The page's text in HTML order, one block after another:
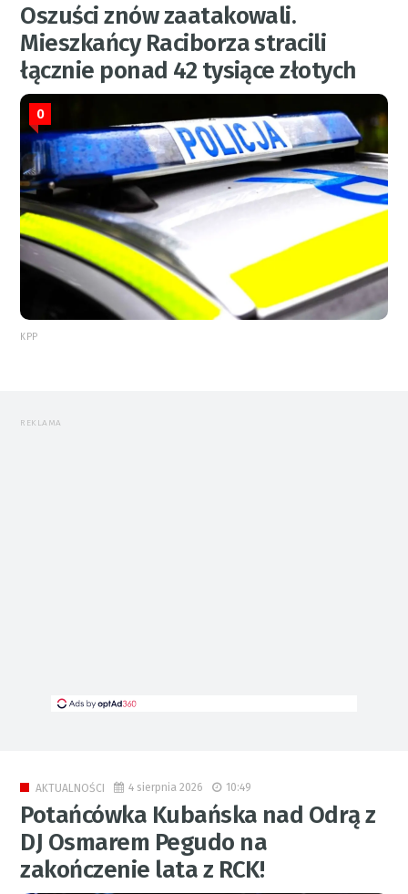
Oszuści znów zaatakowali.
Mieszkańcy Raciborza stracili
łącznie ponad 42 tysiące złotych
0
KPP
REKLAMA
AKTUALNOŚCI 4 sierpnia 2026 10:49
Potańcówka Kubańska nad Odrą z
DJ Osmarem Pegudo na
zakończenie lata z RCK!